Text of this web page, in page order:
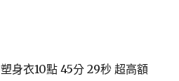
身衣10點 45分 29秒超高額